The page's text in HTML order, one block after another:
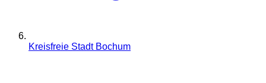
Kreisfreie Stadt Bochum